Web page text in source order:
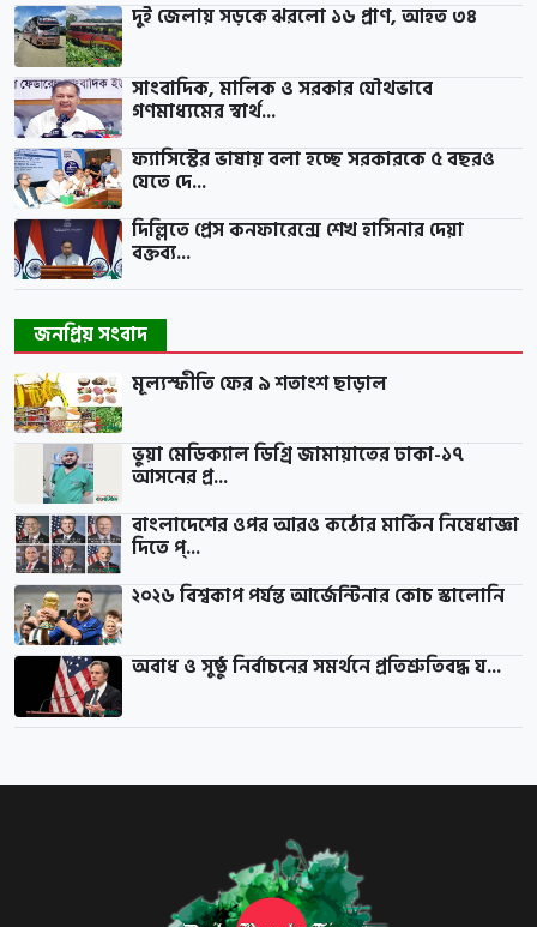
দুই জেলায় সড়কে ঝরলো ১৬ প্রাণ, আহত ৩৪
সাংবাদিক, মালিক ও সরকার যৌথভাবে
গণমাধ্যমের স্বার্থ...
ফ্যাসিস্টের ভাষায় বলা হচ্ছে সরকারকে ৫ বছরও
যেতে দে...
দিল্লিতে প্রেস কনফারেন্সে শেখ হাসিনার দেয়া
বক্তব্য...
জনপ্রিয় সংবাদ
মূল্যস্ফীতি ফের ৯ শতাংশ ছাড়াল
ভুয়া মেডিক্যাল ডিগ্রি জামায়াতের ঢাকা-১৭
আসনের প্র...
বাংলাদেশের ওপর আরও কঠোর মার্কিন নিষেধাজ্ঞা
দিতে প্...
২০২৬ বিশ্বকাপ পর্যন্ত আর্জেন্টিনার কোচ স্কালোনি
অবাধ ও সুষ্ঠু নির্বাচনের সমর্থনে প্রতিশ্রুতিবদ্ধ য...